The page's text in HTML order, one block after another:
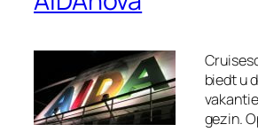
biedt u
gezin.